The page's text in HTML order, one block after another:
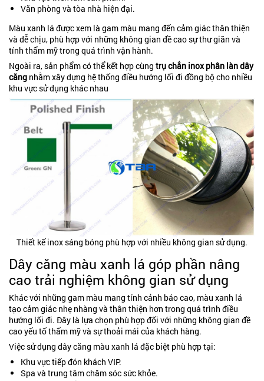
Văn phòng và tòa nhà hiện đại.
Màu xanh lá được xem là gam màu mang đến cảm giác thân thiện
và dễ chịu, phù hợp với những không gian đề cao sự thư giãn và
tính thẩm mỹ trong quá trình vận hành.
Ngoài ra, sản phẩm có thể kết hợp cùng trụ chắn inox phân làn dây
căng nhằm xây dựng hệ thống điều hướng lối đi đồng bộ cho nhiều
khu vực sử dụng khác nhau
Thiết kế inox sáng bóng phù hợp với nhiều không gian sử dụng.
Dây căng màu xanh lá góp phần nâng
cao trải nghiệm không gian sử dụng
Khác với những gam màu mang tính cảnh báo cao, màu xanh lá
tạo cảm giác nhẹ nhàng và thân thiện hơn trong quá trình điều
hướng lối đi. Đây là lựa chọn phù hợp đối với những không gian đề
cao yếu tố thẩm mỹ và sự thoải mái của khách hàng.
Việc sử dụng dây căng màu xanh lá đặc biệt phù hợp tại:
Khu vực tiếp đón khách VIP.
Spa và trung tâm chăm sóc sức khỏe.